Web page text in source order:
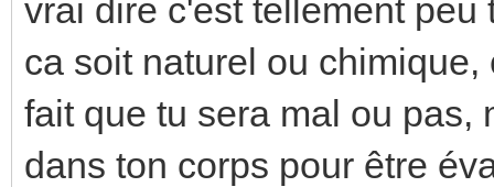
vrai dire c'est tellement
ca soit naturel ou
fait que tu sera mal ou pas,
dans ton corps pour être